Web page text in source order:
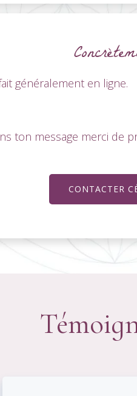
généralement en ligne.
ton message merci de
CONTACTER